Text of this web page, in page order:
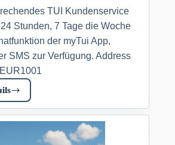
TUI Kundenservice
Stunden, 7 Tage die Woche
der myTui App,
SMS zur Verfügung. Address